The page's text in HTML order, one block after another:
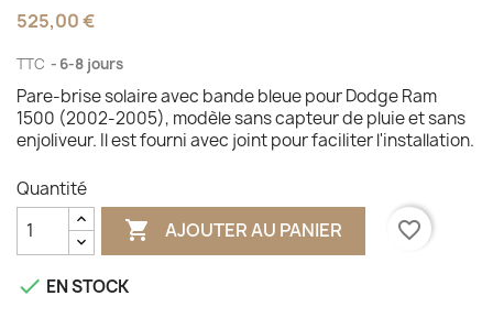
525,00 €
TTC 6-8 jours
Pare-brise solaire avec bande bleue pour Dodge Ram
1500 (2002-2005), modèle sans capteur de pluie et sans
enjoliveur. Il est fourni avec joint pour faciliter l'installation.
Quantité
 AJOUTER AU PANIER favorite_border
 EN STOCK